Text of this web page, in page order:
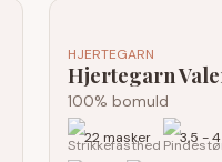
HJERTEGARN
Hjertegarn
100% bomuld
22 masker 3,5 - 4